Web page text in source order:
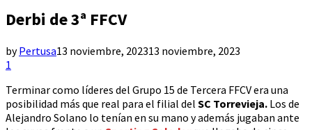
Derbi de 3ª FFCV
byPertusa13 noviembre, 202313 noviembre, 2023
1
Terminar como líderes del Grupo 15 de Tercera FFCV era una
posibilidad más que real para el filial del SC Torrevieja. Los de
Alejandro Solano lo tenían en su mano y además jugaban ante